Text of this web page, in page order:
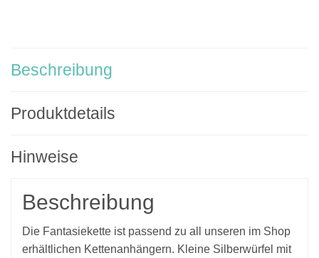
Beschreibung
Produktdetails
Hinweise
Beschreibung
Die Fantasiekette ist passend zu all unseren im Shop
erhältlichen Kettenanhängern. Kleine Silberwürfel mit